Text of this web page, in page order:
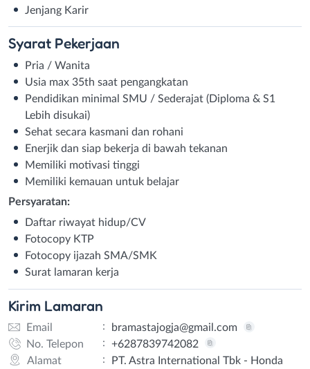
Jenjang Karir
Syarat Pekerjaan
Pria / Wanita
Usia max 35th saat pengangkatan
Pendidikan minimal SMU / Sederajat (Diploma & S1
Lebih disukai)
Sehat secara kasmani dan rohani
Enerjik dan siap bekerja di bawah tekanan
Memiliki motivasi tinggi
Memiliki kemauan untuk belajar
Persyaratan:
Daftar riwayat hidup/CV
Fotocopy KTP
Fotocopy ijazah SMA/SMK
Surat lamaran kerja
Kirim Lamaran
Email :
bramastajogja@gmail.com
No. Telepon
:
+6287839742082
Alamat
:
PT. Astra International Tbk - Honda